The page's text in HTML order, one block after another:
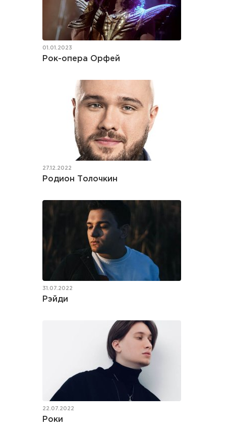
01.01.2023
Рок-опера Орфей
27.12.2022
Родион Толочкин
31.07.2022
Рэйди
22.07.2022
Роки